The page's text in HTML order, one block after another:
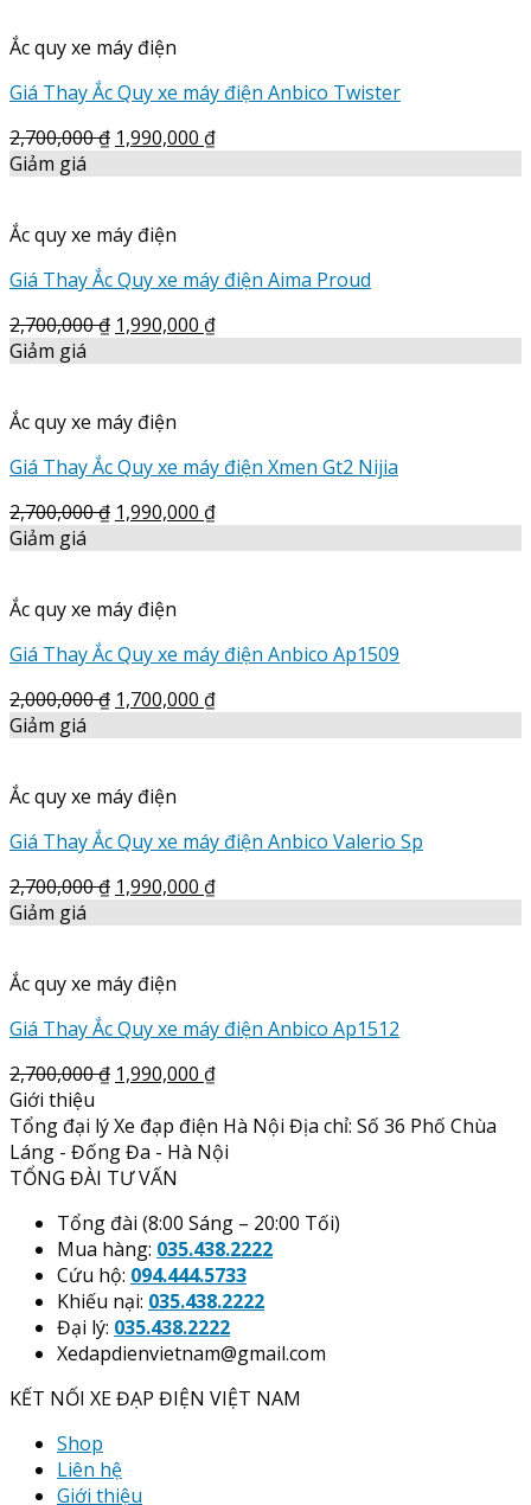
Ắc quy xe máy điện
Giá Thay Ắc Quy xe máy điện Anbico Twister
2,700,000₫ 1,990,000 ₫
Giảm giá
Ắc quy xe máy điện
Giá Thay Ắc Quy xe máy điện Aima Proud
2,700,000₫ 1,990,000 ₫
Giảm giá
Ắc quy xe máy điện
Giá Thay Ắc Quy xe máy điện Xmen Gt2 Nijia
2,700,000₫ 1,990,000 ₫
Giảm giá
Ắc quy xe máy điện
Giá Thay Ắc Quy xe máy điện Anbico Ap1509
2,000,000₫ 1,700,000 ₫
Giảm giá
Ắc quy xe máy điện
Giá Thay Ắc Quy xe máy điện Anbico Valerio Sp
2,700,000₫ 1,990,000 ₫
Giảm giá
Ắc quy xe máy điện
Giá Thay Ắc Quy xe máy điện Anbico Ap1512
2,700,000₫ 1,990,000 ₫
Giới thiệu
Tổng đại lý Xe đạp điện Hà Nội Địa chỉ: Số 36 Phố Chùa
Láng - Đống Đa - Hà Nội
TỔNG ĐÀI TƯ VẤN
Tổng đài (8:00 Sáng – 20:00 Tối)
Mua hàng: 035.438.2222
Cứu hộ: 094.444.5733
Khiếu nại: 035.438.2222
Đại lý: 035.438.2222
Xedapdienvietnam@gmail.com
KẾT NỐI XE ĐẠP ĐIỆN VIỆT NAM
Shop
Liên hệ
Giới thiệu